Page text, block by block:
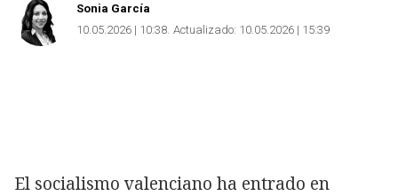
Sonia García
10.05.2026 | 10:38 Actualizado: 10.05.2026 | 15:39
El socialismo valenciano ha entrado en